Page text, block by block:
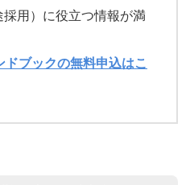
用）に役立つ情報が満
ドブックの無料申込はこ